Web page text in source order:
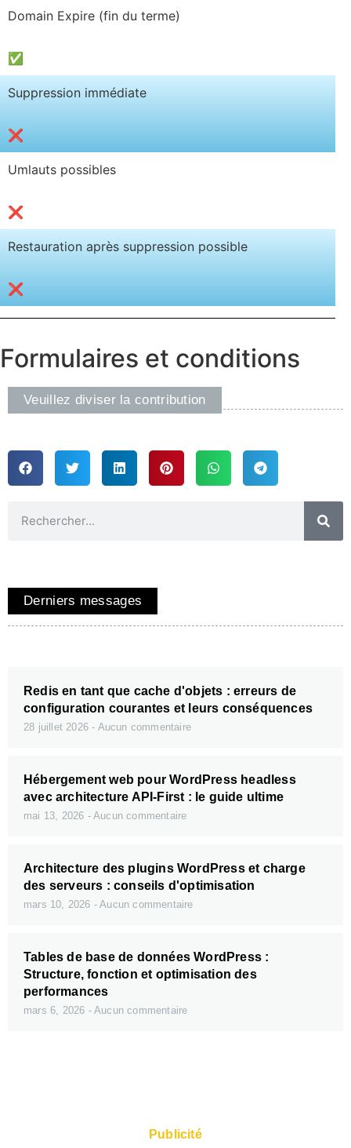
Domain Expire (fin du terme)
✅
Suppression immédiate
❌
Umlauts possibles
❌
Restauration après suppression possible
❌
Formulaires et conditions
Veuillez diviser la contribution
Derniers messages
Redis en tant que cache d'objets : erreurs de
configuration courantes et leurs conséquences
28 juillet 2026 Aucun commentaire
Hébergement web pour WordPress headless
avec architecture API-First : le guide ultime
mai 13, 2026 Aucun commentaire
Architecture des plugins WordPress et charge
des serveurs : conseils d'optimisation
mars 10, 2026 Aucun commentaire
Tables de base de données WordPress :
Structure, fonction et optimisation des
performances
mars 6, 2026 Aucun commentaire
Publicité